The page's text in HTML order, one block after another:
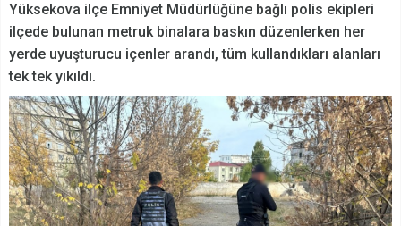
Yüksekova ilçe Emniyet Müdürlüğüne bağlı polis ekipleri
ilçede bulunan metruk binalara baskın düzenlerken her
yerde uyuşturucu içenler arandı, tüm kullandıkları alanları
tek tek yıkıldı.